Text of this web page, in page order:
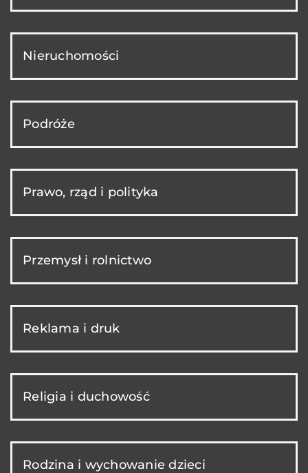
Nieruchomości
Podróże
Prawo, rząd i polityka
Przemysł i rolnictwo
Reklama i druk
Religia i duchowość
Rodzina i wychowanie dzieci